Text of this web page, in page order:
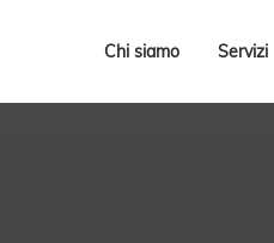
Chi siamo Servizi